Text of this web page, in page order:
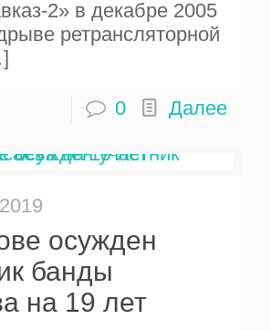
2» в декабре 2005
ретрансляторной
0 Далее
осужден
банды
на 19 лет